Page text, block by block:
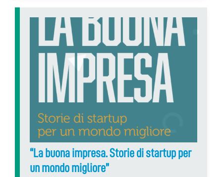
“La buona impresa. Storie di startup per
un mondo migliore”